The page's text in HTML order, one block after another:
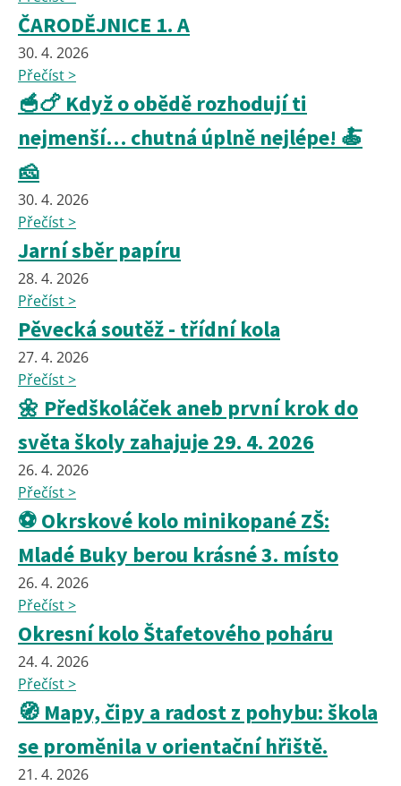
ČARODĚJNICE 1. A
30. 4. 2026
Přečíst >
🥣🍗 Když o obědě rozhodují ti
nejmenší… chutná úplně nejlépe! 🍝
🧀
30. 4. 2026
Přečíst >
Jarní sběr papíru
28. 4. 2026
Přečíst >
Pěvecká soutěž - třídní kola
27. 4. 2026
Přečíst >
🌼 Předškoláček aneb první krok do
světa školy zahajuje 29. 4. 2026
26. 4. 2026
Přečíst >
⚽ Okrskové kolo minikopané ZŠ:
Mladé Buky berou krásné 3. místo
26. 4. 2026
Přečíst >
Okresní kolo Štafetového poháru
24. 4. 2026
Přečíst >
🧭 Mapy, čipy a radost z pohybu: škola
se proměnila v orientační hřiště.
21. 4. 2026